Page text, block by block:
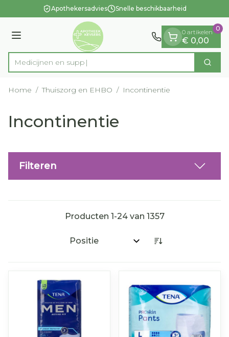
Ga naar de inhoudApothekersadvies Snelle beschikbaarheid
Menu
Product, merk, categorie... Zoek
0 artikelen
€ 0,00
0
Home / Thuiszorg en EHBO / Incontinentie
Incontinentie
Filteren
Producten 1-24van 1357
Sorteer op: